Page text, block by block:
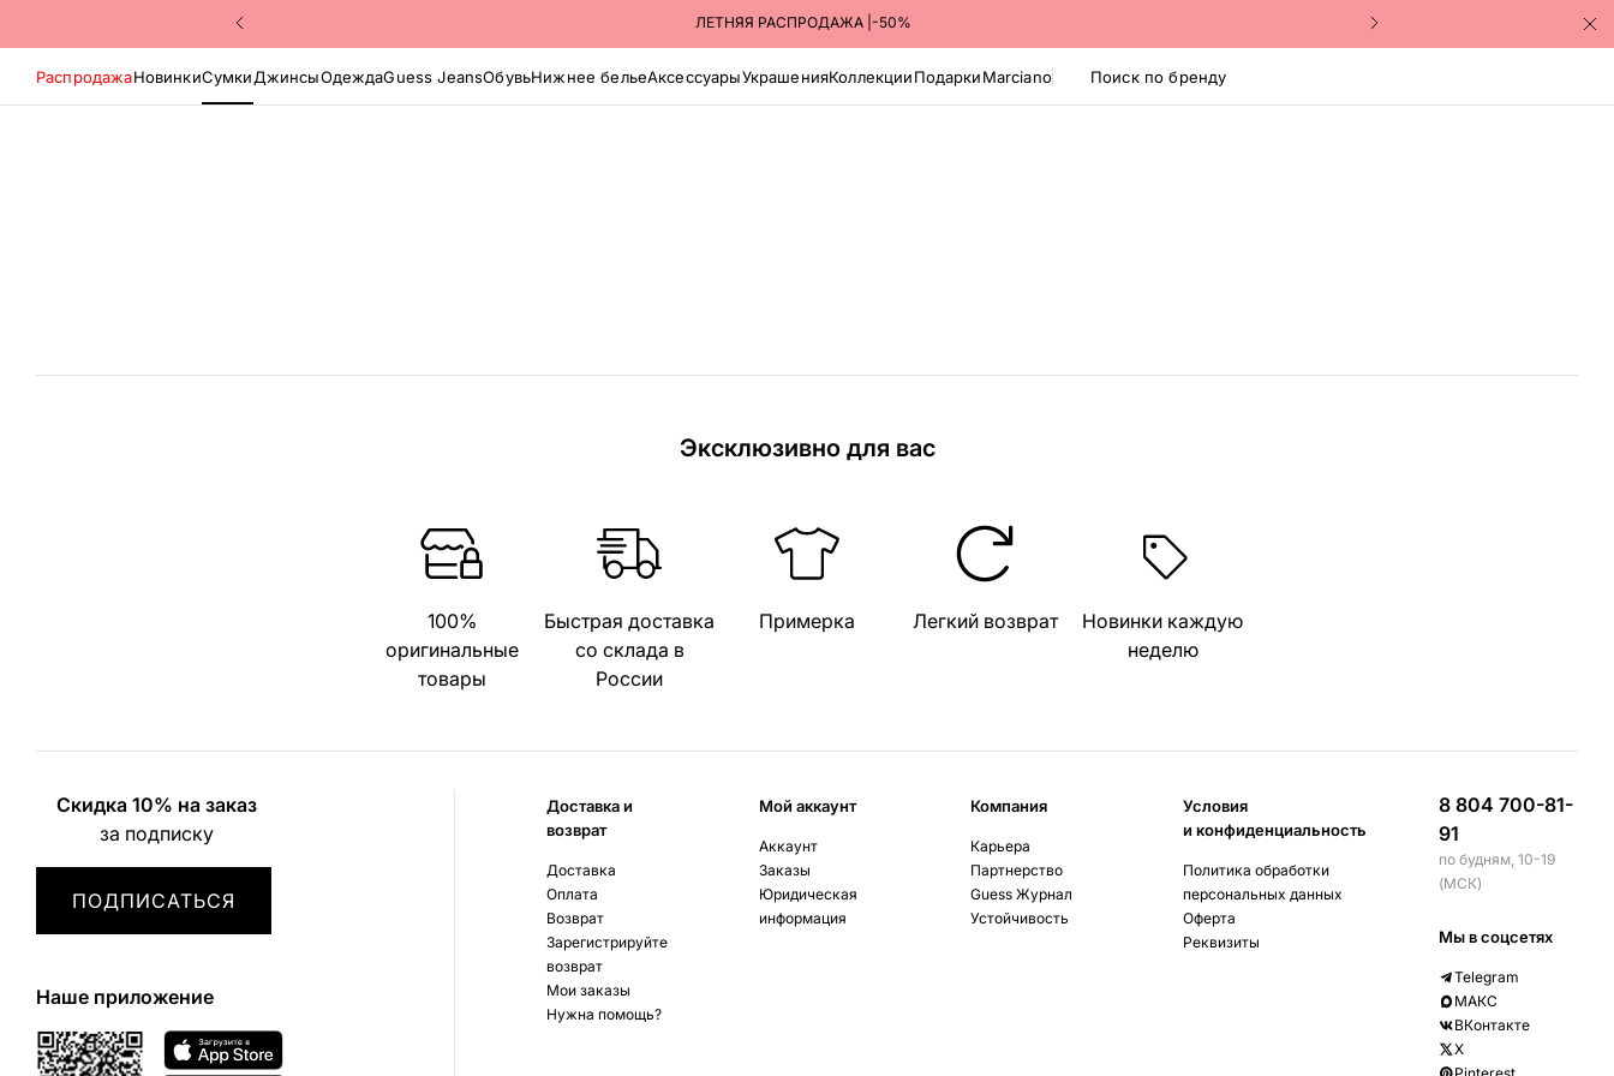
ЛЕТНЯЯ РАСПРОДАЖА |-50%
Поиск по бренду
РаспродажаНовинкиСумкиДжинсыОдеждаGuess JeansОбувьНижнее бельеАксессуарыУкрашенияКоллекцииПодаркиMarciano
Эксклюзивно для вас
100%
оригинальные
товары
Быстрая доставка
со склада в
России
Примерка Легкий возврат
Новинки каждую
неделю
Скидка 10% на заказ
за подписку
ПОДПИСАТЬСЯ
Наше приложение
Доставка и
возврат
Доставка
Оплата
Возврат
Зарегистрируйте
возврат
Мои заказы
Нужна помощь?
Мой аккаунт
Аккаунт
Заказы
Юридическая
информация
Компания
Карьера
Партнерство
Guess Журнал
Устойчивость
Условия
и конфиденциальность
Политика обработки
персональных данных
Оферта
Реквизиты
8 804 700-81-
91
по будням, 10-19
(МСК)
Мы в соцсетях
Telegram
МАКС
ВКонтакте
X